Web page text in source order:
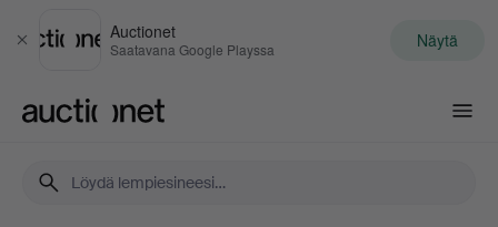
Sulje
Auctionet
Saatavana Google Playssa Näytä